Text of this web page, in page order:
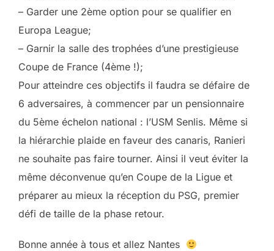
– Garder une 2ème option pour se qualifier en
Europa League;
– Garnir la salle des trophées d’une prestigieuse
Coupe de France (4ème !);
Pour atteindre ces objectifs il faudra se défaire de
6 adversaires, à commencer par un pensionnaire
du 5ème échelon national : l’USM Senlis. Même si
la hiérarchie plaide en faveur des canaris, Ranieri
ne souhaite pas faire tourner. Ainsi il veut éviter la
même déconvenue qu’en Coupe de la Ligue et
préparer au mieux la réception du PSG, premier
défi de taille de la phase retour.
Bonne année à tous et allez Nantes